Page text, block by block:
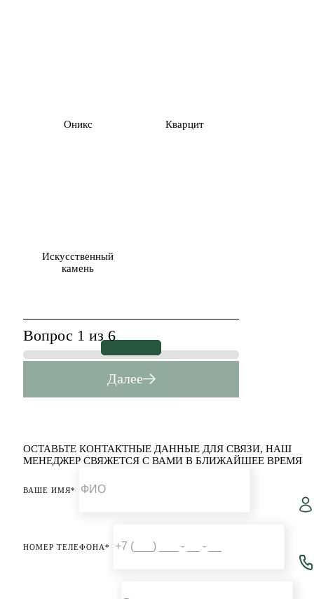
Оникс Кварцит
Искусственный
камень
Вопрос 1 из 6
Далее
ОСТАВЬТЕ КОНТАКТНЫЕ ДАННЫЕ ДЛЯ СВЯЗИ, НАШ
МЕНЕДЖЕР СВЯЖЕТСЯ С ВАМИ В БЛИЖАЙШЕЕ ВРЕМЯ
ВАШЕ ИМЯ*
НОМЕР ТЕЛЕФОНА*